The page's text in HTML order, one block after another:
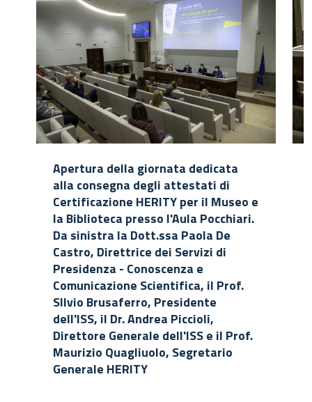
Apertura della giornata dedicata
alla consegna degli attestati di
Certificazione HERITY per il Museo e
la Biblioteca presso l'Aula Pocchiari.
Da sinistra la Dott.ssa Paola De
Castro, Direttrice dei Servizi di
Presidenza - Conoscenza e
Comunicazione Scientifica, il Prof.
SIlvio Brusaferro, Presidente
dell'ISS, il Dr. Andrea Piccioli,
Direttore Generale dell'ISS e il Prof.
Maurizio Quagliuolo, Segretario
Generale HERITY